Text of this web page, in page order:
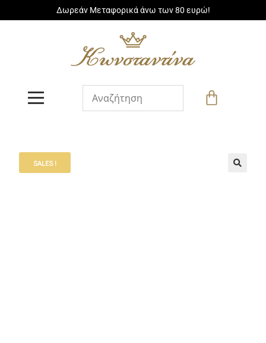
Δωρεάν Μεταφορικά άνω των 80 ευρώ!
SALES !